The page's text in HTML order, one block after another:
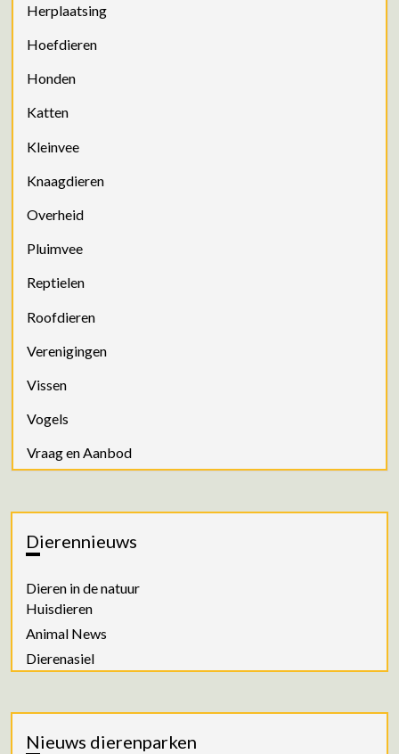
Herplaatsing
Hoefdieren
Honden
Katten
Kleinvee
Knaagdieren
Overheid
Pluimvee
Reptielen
Roofdieren
Verenigingen
Vissen
Vogels
Vraag en Aanbod
Dierennieuws
Dieren in de natuur
Huisdieren
Animal News
Dierenasiel
Nieuws dierenparken